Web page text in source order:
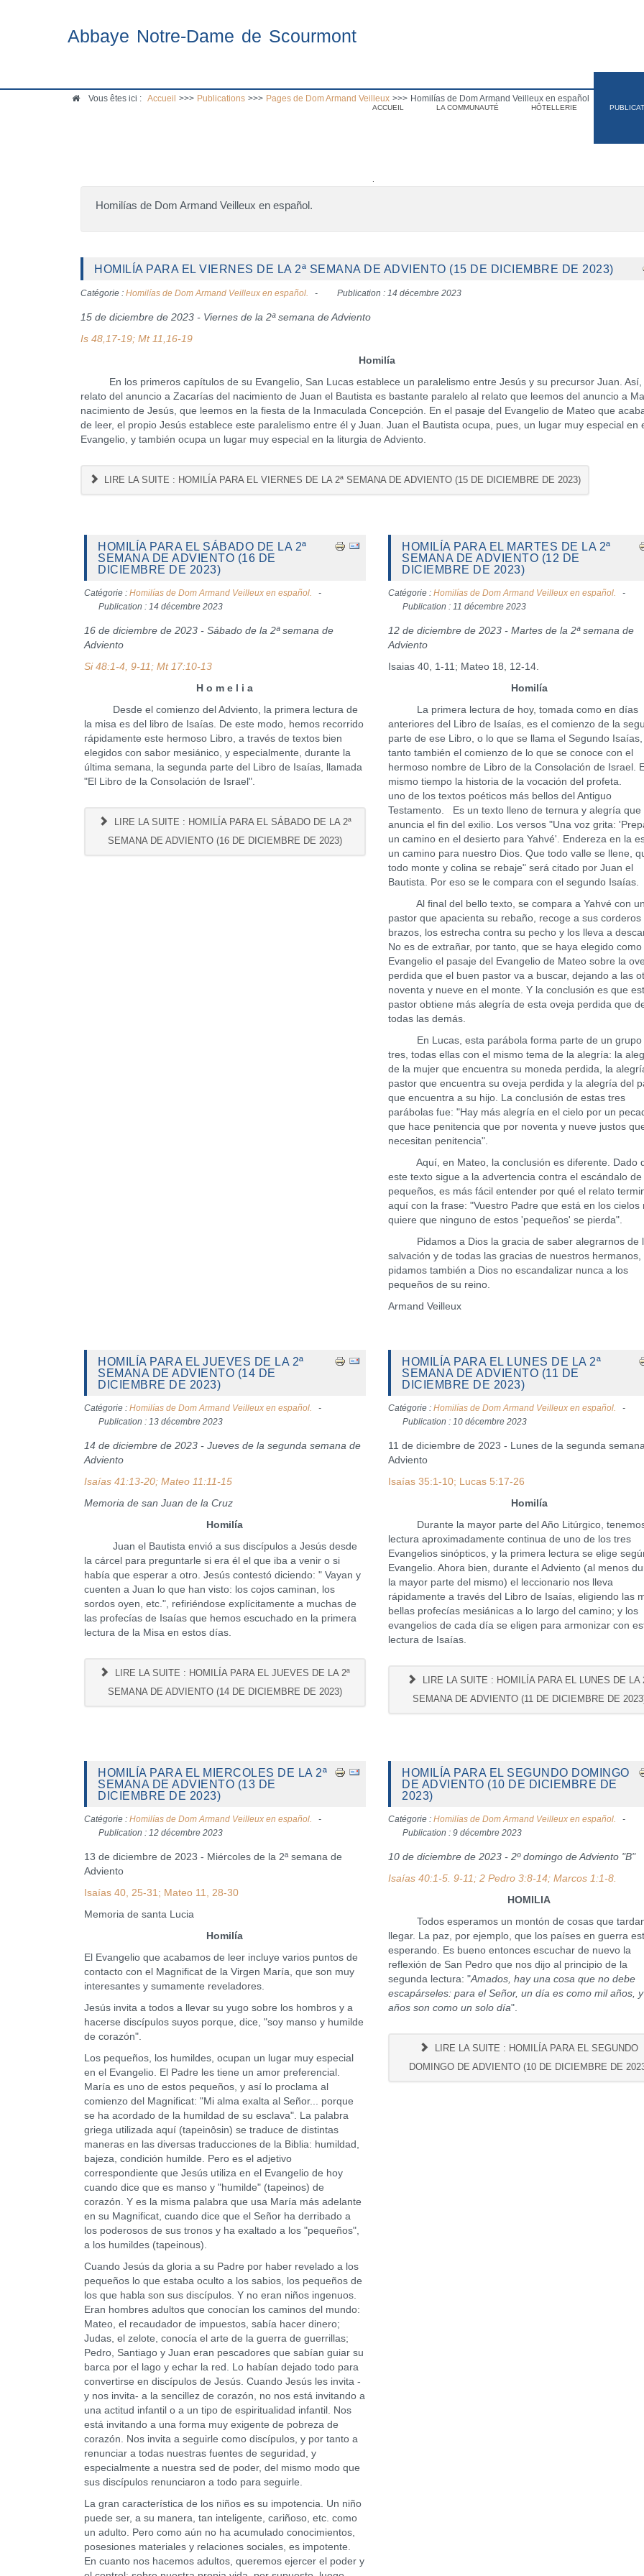
Abbaye Notre-Dame de Scourmont
ACCUEIL LA COMMUNAUTÉ HÔTELLERIE
Vous êtes ici : Accueil >>> Publications >>> Pages de Dom Armand Veilleux >>> Homilías de Dom Armand Veilleux en español
Homilías de Dom Armand Veilleux en español.
HOMILÍA PARA EL VIERNES DE LA 2ª SEMANA DE ADVIENTO (15 DE DICIEMBRE DE 2023)
Catégorie : Homilías de Dom Armand Veilleux en español. Publication : 14 décembre 2023
15 de diciembre de 2023 - Viernes de la 2ª semana de Adviento
Is 48,17-19; Mt 11,16-19
Homilía
En los primeros capítulos de su Evangelio, San Lucas establece un paralelismo entre Jesús y su precursor Juan. Así,
relato del anuncio a Zacarías del nacimiento de Juan el Bautista es bastante paralelo al relato que leemos del anuncio a
nacimiento de Jesús, que leemos en la fiesta de la Inmaculada Concepción. En el pasaje del Evangelio de Mateo que
de leer, el propio Jesús establece este paralelismo entre él y Juan. Juan el Bautista ocupa, pues, un lugar muy especial en
Evangelio, y también ocupa un lugar muy especial en la liturgia de Adviento.
LIRE LA SUITE : HOMILÍA PARA EL VIERNES DE LA 2ª SEMANA DE ADVIENTO (15 DE DICIEMBRE DE 2023)
HOMILÍA PARA EL SÁBADO DE LA 2ª
SEMANA DE ADVIENTO (16 DE
DICIEMBRE DE 2023)
Catégorie : Homilías de Dom Armand Veilleux en español.
Publication : 14 décembre 2023
16 de diciembre de 2023 - Sábado de la 2ª semana de
Adviento
Si 48:1-4, 9-11; Mt 17:10-13
H o m e l i a
Desde el comienzo del Adviento, la primera lectura de
la misa es del libro de Isaías. De este modo, hemos recorrido
rápidamente este hermoso Libro, a través de textos bien
elegidos con sabor mesiánico, y especialmente, durante la
última semana, la segunda parte del Libro de Isaías, llamada
"El Libro de la Consolación de Israel".
LIRE LA SUITE : HOMILÍA PARA EL SÁBADO DE LA 2ª
SEMANA DE ADVIENTO (16 DE DICIEMBRE DE 2023)
HOMILÍA PARA EL MARTES DE LA 2ª
SEMANA DE ADVIENTO (12 DE
DICIEMBRE DE 2023)
Catégorie :Homilías de Dom Armand Veilleux en español.
Publication : 11 décembre 2023
12 de diciembre de 2023 - Martes de la 2ª semana de
Adviento
Isaias 40, 1-11; Mateo 18, 12-14.
Homilía
La primera lectura de hoy, tomada como en días
anteriores del Libro de Isaías, es el comienzo de la
parte de ese Libro, o lo que se llama el Segundo
tanto también el comienzo de lo que se conoce con el
hermoso nombre de Libro de la Consolación de Israel.
mismo tiempo la historia de la vocación del
uno de los textos poéticos más bellos del Antiguo
Testamento. Es un texto lleno de ternura y alegría que
anuncia el fin del exilio. Los versos "Una voz grita:
un camino en el desierto para Yahvé'. Endereza en la
un camino para nuestro Dios. Que todo valle se llene,
todo monte y colina se rebaje" será citado por Juan el
Bautista. Por eso se le compara con el segundo Isaías.
Al final del bello texto, se compara a Yahvé con un
pastor que apacienta su rebaño, recoge a sus corderos
brazos, los estrecha contra su pecho y los lleva a
No es de extrañar, por tanto, que se haya elegido como
Evangelio el pasaje del Evangelio de Mateo sobre la
perdida que el buen pastor va a buscar, dejando a las
noventa y nueve en el monte. Y la conclusión es que
pastor obtiene más alegría de esta oveja perdida que
todas las demás.
En Lucas, esta parábola forma parte de un grupo
tres, todas ellas con el mismo tema de la alegría: la
de la mujer que encuentra su moneda perdida, la
pastor que encuentra su oveja perdida y la alegría del
que encuentra a su hijo. La conclusión de estas tres
parábolas fue: "Hay más alegría en el cielo por un
que hace penitencia que por noventa y nueve justos
necesitan penitencia".
Aquí, en Mateo, la conclusión es diferente. Dado
este texto sigue a la advertencia contra el escándalo de
pequeños, es más fácil entender por qué el relato
aquí con la frase: "Vuestro Padre que está en los cielos
quiere que ninguno de estos 'pequeños' se pierda".
Pidamos a Dios la gracia de saber alegrarnos de
salvación y de todas las gracias de nuestros hermanos,
pidamos también a Dios no escandalizar nunca a los
pequeños de su reino.
Armand Veilleux
HOMILÍA PARA EL JUEVES DE LA 2ª
SEMANA DE ADVIENTO (14 DE
DICIEMBRE DE 2023)
Catégorie : Homilías de Dom Armand Veilleux en español.
Publication : 13 décembre 2023
14 de diciembre de 2023 - Jueves de la segunda semana de
Adviento
Isaías 41:13-20; Mateo 11:11-15
Memoria de san Juan de la Cruz
Homilía
Juan el Bautista envió a sus discípulos a Jesús desde
la cárcel para preguntarle si era él el que iba a venir o si
había que esperar a otro. Jesús contestó diciendo: " Vayan y
cuenten a Juan lo que han visto: los cojos caminan, los
sordos oyen, etc.", refiriéndose explícitamente a muchas de
las profecías de Isaías que hemos escuchado en la primera
lectura de la Misa en estos días.
LIRE LA SUITE : HOMILÍA PARA EL JUEVES DE LA 2ª
SEMANA DE ADVIENTO (14 DE DICIEMBRE DE 2023)
HOMILÍA PARA EL LUNES DE LA 2ª
SEMANA DE ADVIENTO (11 DE
DICIEMBRE DE 2023)
Catégorie :Homilías de Dom Armand Veilleux en español.
Publication : 10 décembre 2023
11 de diciembre de 2023 - Lunes de la segunda
Adviento
Isaías 35:1-10; Lucas 5:17-26
Homilía
Durante la mayor parte del Año Litúrgico,
lectura aproximadamente continua de uno de los tres
Evangelios sinópticos, y la primera lectura se elige
Evangelio. Ahora bien, durante el Adviento (al menos
la mayor parte del mismo) el leccionario nos lleva
rápidamente a través del Libro de Isaías, eligiendo las
bellas profecías mesiánicas a lo largo del camino; y los
evangelios de cada día se eligen para armonizar con
lectura de Isaías.
LIRE LA SUITE : HOMILÍA PARA EL LUNES DE LA
SEMANA DE ADVIENTO (11 DE DICIEMBRE DE
HOMILÍA PARA EL MIERCOLES DE LA 2ª
SEMANA DE ADVIENTO (13 DE
DICIEMBRE DE 2023)
Catégorie : Homilías de Dom Armand Veilleux en español.
Publication : 12 décembre 2023
13 de diciembre de 2023 - Miércoles de la 2ª semana de
Adviento
Isaías 40, 25-31; Mateo 11, 28-30
Memoria de santa Lucia
Homilía
El Evangelio que acabamos de leer incluye varios puntos de
contacto con el Magnificat de la Virgen María, que son muy
interesantes y sumamente reveladores.
Jesús invita a todos a llevar su yugo sobre los hombros y a
hacerse discípulos suyos porque, dice, "soy manso y humilde
de corazón".
Los pequeños, los humildes, ocupan un lugar muy especial
en el Evangelio. El Padre les tiene un amor preferencial.
María es uno de estos pequeños, y así lo proclama al
comienzo del Magnificat: "Mi alma exalta al Señor... porque
se ha acordado de la humildad de su esclava". La palabra
griega utilizada aquí (tapeinôsin) se traduce de distintas
maneras en las diversas traducciones de la Biblia: humildad,
bajeza, condición humilde. Pero es el adjetivo
correspondiente que Jesús utiliza en el Evangelio de hoy
cuando dice que es manso y "humilde" (tapeinos) de
corazón. Y es la misma palabra que usa María más adelante
en su Magnificat, cuando dice que el Señor ha derribado a
los poderosos de sus tronos y ha exaltado a los "pequeños",
a los humildes (tapeinous).
Cuando Jesús da gloria a su Padre por haber revelado a los
pequeños lo que estaba oculto a los sabios, los pequeños de
los que habla son sus discípulos. Y no eran niños ingenuos.
Eran hombres adultos que conocían los caminos del mundo:
Mateo, el recaudador de impuestos, sabía hacer dinero;
Judas, el zelote, conocía el arte de la guerra de guerrillas;
Pedro, Santiago y Juan eran pescadores que sabían guiar su
barca por el lago y echar la red. Lo habían dejado todo para
convertirse en discípulos de Jesús. Cuando Jesús les invita -
y nos invita- a la sencillez de corazón, no nos está invitando a
una actitud infantil o a un tipo de espiritualidad infantil. Nos
está invitando a una forma muy exigente de pobreza de
corazón. Nos invita a seguirle como discípulos, y por tanto a
renunciar a todas nuestras fuentes de seguridad, y
especialmente a nuestra sed de poder, del mismo modo que
sus discípulos renunciaron a todo para seguirle.
La gran característica de los niños es su impotencia. Un niño
puede ser, a su manera, tan inteligente, cariñoso, etc. como
un adulto. Pero como aún no ha acumulado conocimientos,
posesiones materiales y relaciones sociales, es impotente.
En cuanto nos hacemos adultos, queremos ejercer el poder y
HOMILÍA PARA EL SEGUNDO DOMINGO
DE ADVIENTO (10 DE DICIEMBRE DE
2023)
Catégorie :Homilías de Dom Armand Veilleux en español.
Publication : 9 décembre 2023
10 de diciembre de 2023 - 2º domingo de Adviento "B"
Isaías 40:1-5. 9-11; 2 Pedro 3:8-14; Marcos 1:1-8.
HOMILIA
Todos esperamos un montón de cosas que
llegar. La paz, por ejemplo, que los países en guerra
esperando. Es bueno entonces escuchar de nuevo la
reflexión de San Pedro que nos dijo al principio de la
segunda lectura: "Amados, hay una cosa que no debe
escapárseles: para el Señor, un día es como mil años,
años son como un solo día".
LIRE LA SUITE : HOMILÍA PARA EL SEGUNDO
DOMINGO DE ADVIENTO (10 DE DICIEMBRE DE